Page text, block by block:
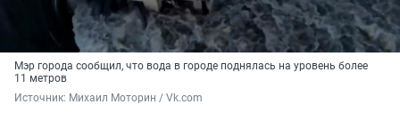
Мэр города сообщил, что вода в городе поднялась на уровень более
11 метров
Источник: Михаил Моторин / Vk.com